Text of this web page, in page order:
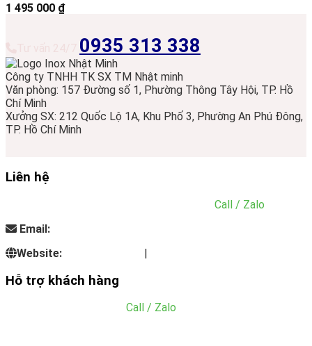
1 495 000 ₫
0935 313 338
Công ty TNHH TK SX TM Nhật minh
Văn phòng: 157 Đường số 1, Phường Thông Tây Hội, TP. Hồ
Chí Minh
Xưởng SX: 212 Quốc Lộ 1A, Khu Phố 3, Phường An Phú Đông,
TP. Hồ Chí Minh
Liên hệ
Call / Zalo
Email:
Website:
|
Hỗ trợ khách hàng
Call / Zalo